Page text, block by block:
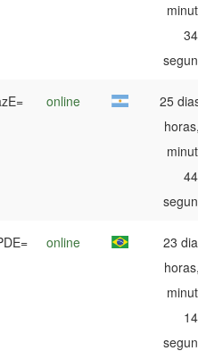
34
online
25
44
online
23
14